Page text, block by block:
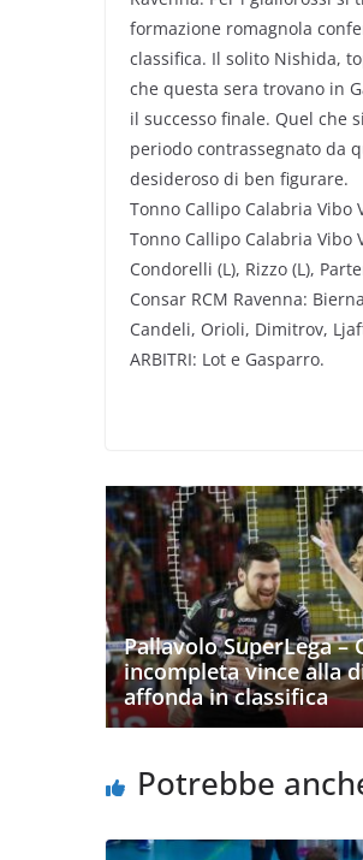
formazione romagnola
classifica. Il solito Nishida,
che questa sera trovano in
il successo finale. Quel che
periodo contrassegnato da
desideroso di ben figurare.
Tonno Callipo Calabria Vibo
Tonno Callipo Calabria Vibo
Condorelli (L), Rizzo (L),
Consar RCM Ravenna:
Candeli, Orioli, Dimitrov,
ARBITRI: Lot e Gasparro.
Pallavolo SuperLega –
incompleta vince alla
affonda in classifica
Potrebbe